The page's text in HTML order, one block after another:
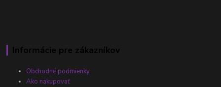
Informácie pre zákazníkov
Obchodné podmienky
Ako nakupovať